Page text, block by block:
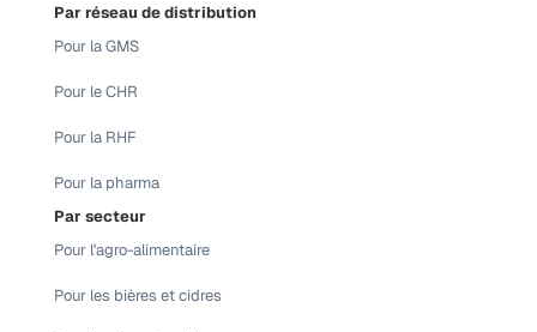
Par réseau de distribution
Pour la GMS
Pour le CHR
Pour la RHF
Pour la pharma
Par secteur
Pour l'agro-alimentaire
Pour les bières et cidres